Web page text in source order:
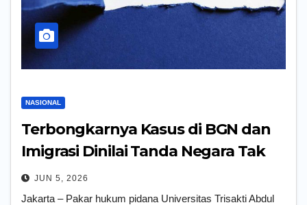
NASIONAL
Terbongkarnya Kasus di BGN dan
Imigrasi Dinilai Tanda Negara Tak
Sepi dari Korupsi
JUN 5, 2026
Jakarta – Pakar hukum pidana Universitas Trisakti Abdul